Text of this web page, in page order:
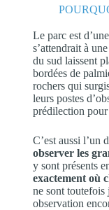
Le parc est
s’attendrait à
du sud laissent
bordées de
rochers qui
leurs postes
prédilection
C’est aussi l’un
observer les
y sont présents
exactement où
ne sont toutefois
observation